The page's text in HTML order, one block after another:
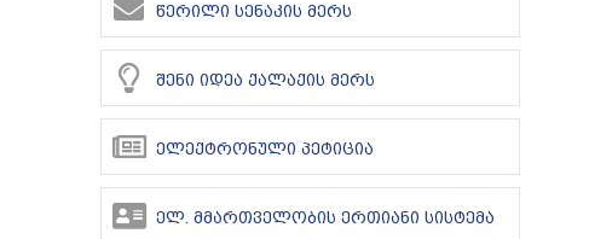
წერილი სენაკის მერს
შენი იდეა ქალაქის მერს
ელექტრონული პეტიცია
ელ. მმართველობის ერთიანი სისტემა